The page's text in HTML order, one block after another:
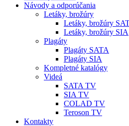
Návody a odporúčania
Letáky, brožúry
Letáky, brožúry
Letáky, brožúry SIA
Plagáty
Plagáty SATA
Plagáty SIA
Kompletné katalógy
Videá
SATA TV
SIA TV
COLAD TV
Teroson TV
Kontakty